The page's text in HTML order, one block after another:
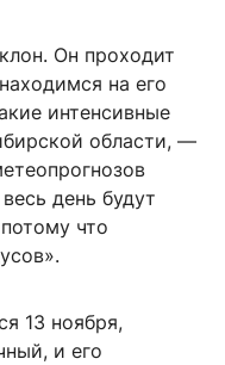
Он проходит
на его
интенсивные
области, —
день будут
что
13 ноября,
и его